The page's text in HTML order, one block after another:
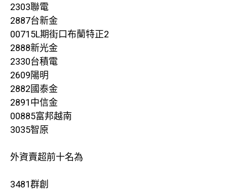
2303聯電
2887台新金
00715L期街口布蘭特正2
2888新光金
2330台積電
2609陽明
2882國泰金
2891中信金
00885富邦越南
3035智原
外資賣超前十名為
3481群創